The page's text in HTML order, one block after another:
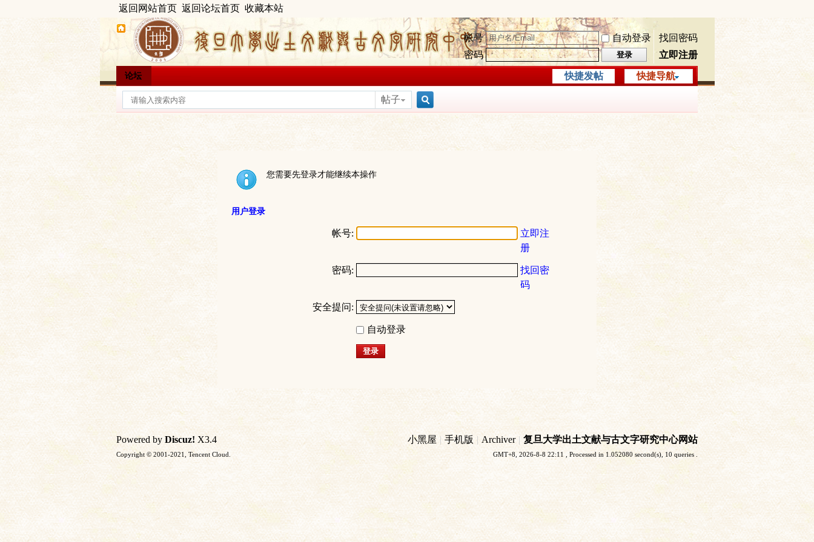
返回网站首页 返回论坛首页 收藏本站
帐号 自动登录
找回密码
密码
登录 立即注册
快捷导航
论坛 快捷发帖
帖子
您需要先登录才能继续本操作
用户登录
帐号:
立即注
册
密码:
找回密
码
安全提问:
自动登录
登录
小黑屋 | 手机版 | Archiver | 复旦大学出土文献与古文字研究中心网站
GMT+8, 2026-8-8 22:11 , Processed in 1.052080 second(s), 10 queries .
Powered by Discuz! X3.4
Copyright © 2001-2021, Tencent Cloud.